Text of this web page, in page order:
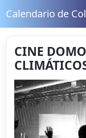
Calendario de
CINE